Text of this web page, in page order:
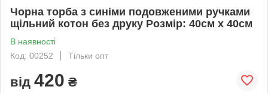
Чорна торба з синіми подовженими ручками
щільний котон без друку Розмір: 40cм х 40см
В наявності
Код: 00252
Тільки опт
від 420 ₴